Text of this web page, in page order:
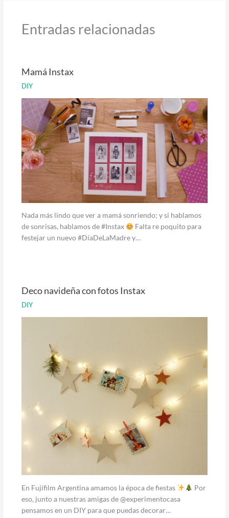
Entradas relacionadas
Mamá Instax
DIY
Nada más lindo que ver a mamá sonriendo; y si hablamos
de sonrisas, hablamos de #Instax
Falta re poquito para
festejar un nuevo #DíaDeLaMadre y…
Deco navideña con fotos Instax
DIY
En Fujifilm Argentina amamos la época de fiestas
Por
eso, junto a nuestras amigas de @experimentocasa
pensamos en un DIY para que puedas decorar…